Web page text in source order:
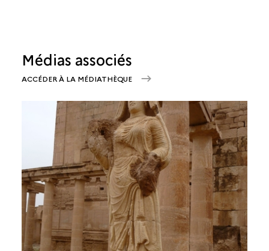
Médias associés
ACCÉDER À LA MÉDIATHÈQUE